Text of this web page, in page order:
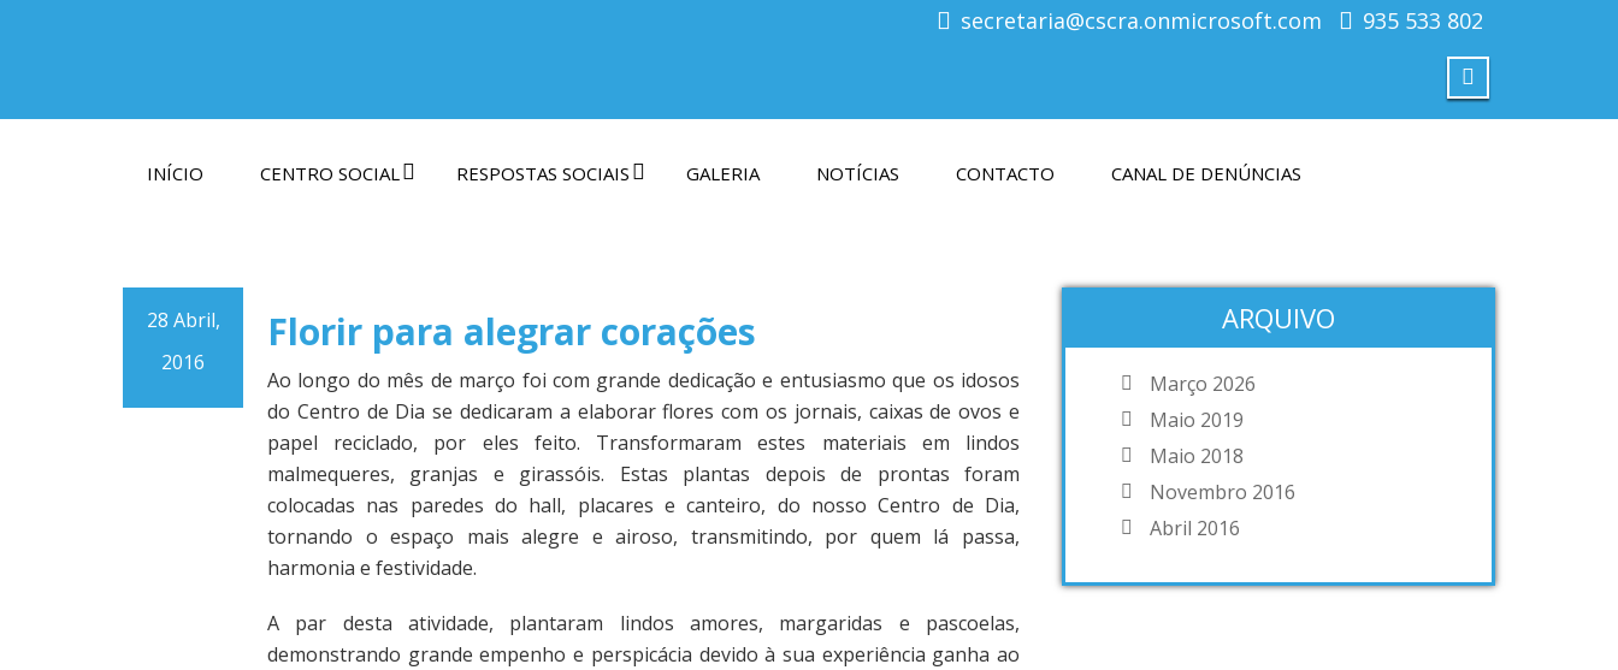
secretaria@cscra.onmicrosoft.com 935 533 802
INÍCIO CENTRO SOCIAL RESPOSTAS SOCIAIS GALERIA NOTÍCIAS CONTACTO CANAL DE DENÚNCIAS
28 Abril,
2016
Florir para alegrar corações
Ao longo do mês de março foi com grande dedicação e entusiasmo que os idosos
do Centro de Dia se dedicaram a elaborar flores com os jornais, caixas de ovos e
papel reciclado, por eles feito. Transformaram estes materiais em lindos
malmequeres, granjas e girassóis. Estas plantas depois de prontas foram
colocadas nas paredes do hall, placares e canteiro, do nosso Centro de Dia,
tornando o espaço mais alegre e airoso, transmitindo, por quem lá passa,
harmonia e festividade.
A par desta atividade, plantaram lindos amores, margaridas e pascoelas,
demonstrando grande empenho e perspicácia devido à sua experiência ganha ao
ARQUIVO
Março 2026
Maio 2019
Maio 2018
Novembro 2016
Abril 2016